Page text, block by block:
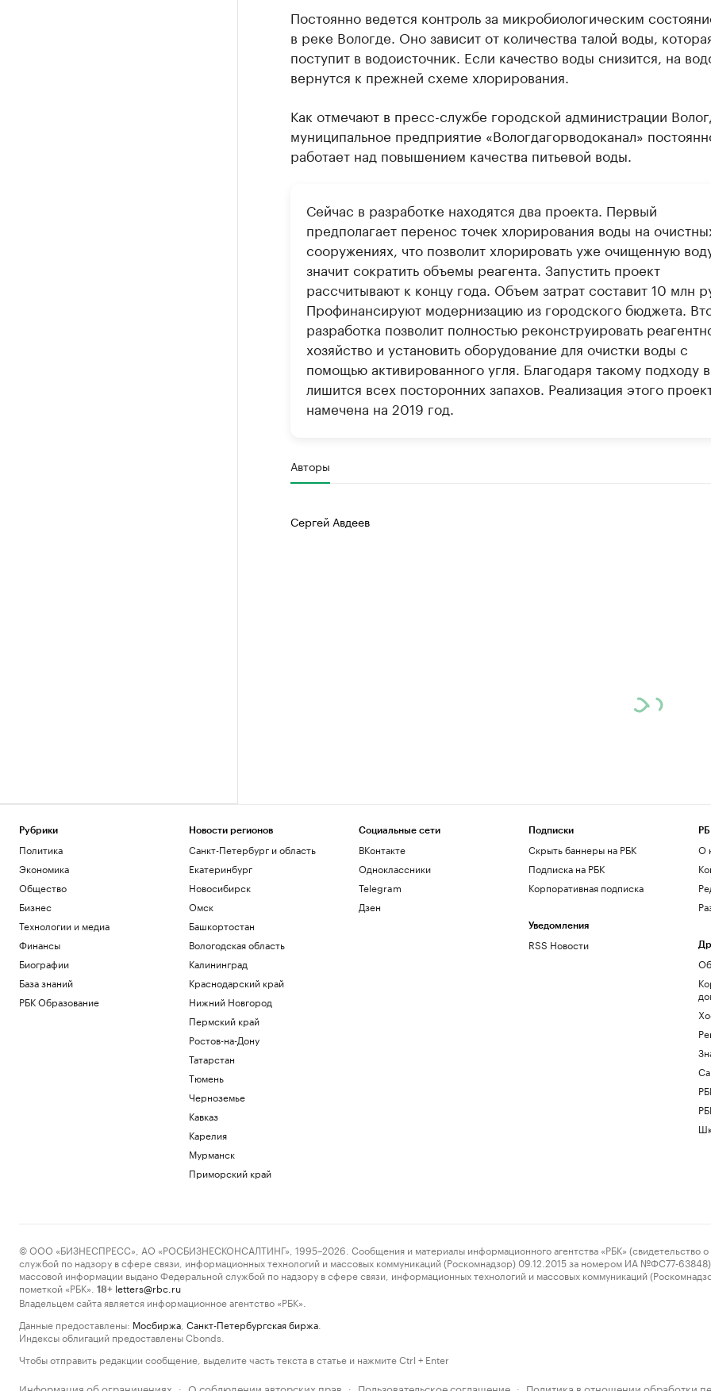
Постоянно ведется контроль за микробиологическим
в реке Вологде. Оно зависит от количества талой воды,
поступит в водоисточник. Если качество воды снизится, на
вернутся к прежней схеме хлорирования.
Как отмечают в пресс-службе городской администрации
муниципальное предприятие «Вологдагорводоканал»
работает над повышением качества питьевой воды.
Сейчас в разработке находятся два проекта. Первый
предполагает перенос точек хлорирования воды на
сооружениях, что позволит хлорировать уже очищенную
значит сократить объемы реагента. Запустить проект
рассчитывают к концу года. Объем затрат составит 10 млн
Профинансируют модернизацию из городского бюджета.
разработка позволит полностью реконструировать
хозяйство и установить оборудование для очистки воды с
помощью активированного угля. Благодаря такому подходу
лишится всех посторонних запахов. Реализация этого
намечена на 2019 год.
Авторы
Сергей Авдеев
Рубрики
Политика
Экономика
Общество
Бизнес
Технологии и медиа
Финансы
Биографии
База знаний
РБК Образование
Новости регионов
Санкт-Петербург и область
Екатеринбург
Новосибирск
Омск
Башкортостан
Вологодская область
Калининград
Краснодарский край
Нижний Новгород
Пермский край
Ростов-на-Дону
Татарстан
Тюмень
Черноземье
Кавказ
Карелия
Мурманск
Приморский край
Социальные сети
ВКонтакте
Одноклассники
Telegram
Дзен
Подписки
Скрыть баннеры на РБК
Подписка на РБК
Корпоративная подписка
Уведомления
RSS Новости
О
© ООО «БИЗНЕСПРЕСС», АО «РОСБИЗНЕСКОНСАЛТИНГ», 1995–2026. Сообщения и материалы информационного агентства «РБК» (свидетельство о
службой по надзору в сфере связи, информационных технологий и массовых коммуникаций (Роскомнадзор) 09.12.2015 за номером ИА №ФС77-63848)
массовой информации выдано Федеральной службой по надзору в сфере связи, информационных технологий и массовых коммуникаций
пометкой «РБК».
18+ letters@rbc.ru
Владельцем сайта является информационное агентство «РБК».
Данные предоставлены: Мосбиржа Санкт-Петербургская биржа
Индексы облигаций предоставлены Cbonds.
Чтобы отправить редакции сообщение, выделите часть текста в статье и нажмите Ctrl + Enter
Информация об ограничениях О соблюдении авторских прав Пользовательское соглашение Политика в отношении обработки